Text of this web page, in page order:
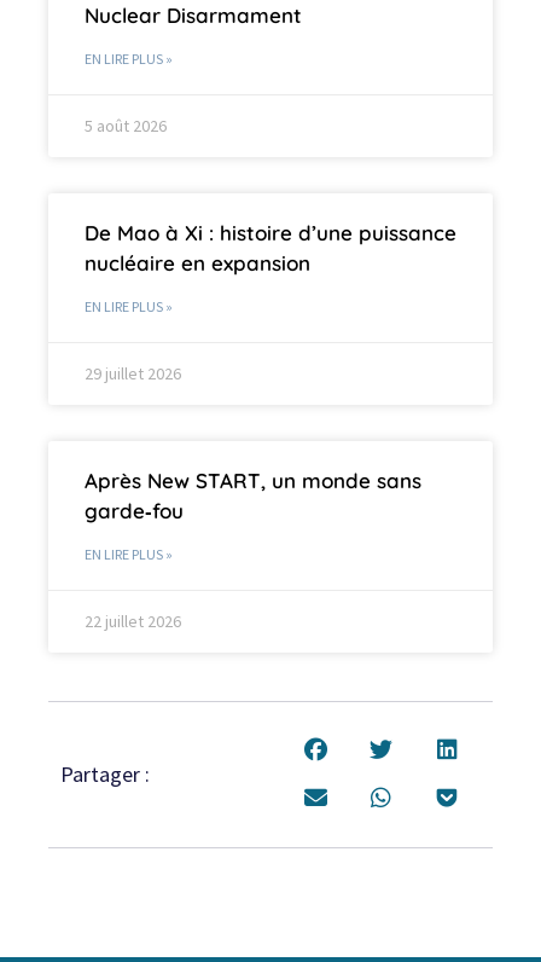
Nuclear Disarmament
EN LIRE PLUS »
5 août 2026
De Mao à Xi : histoire d’une puissance
nucléaire en expansion
EN LIRE PLUS »
29 juillet 2026
Après New START, un monde sans
garde‑fou
EN LIRE PLUS »
22 juillet 2026
Partager :